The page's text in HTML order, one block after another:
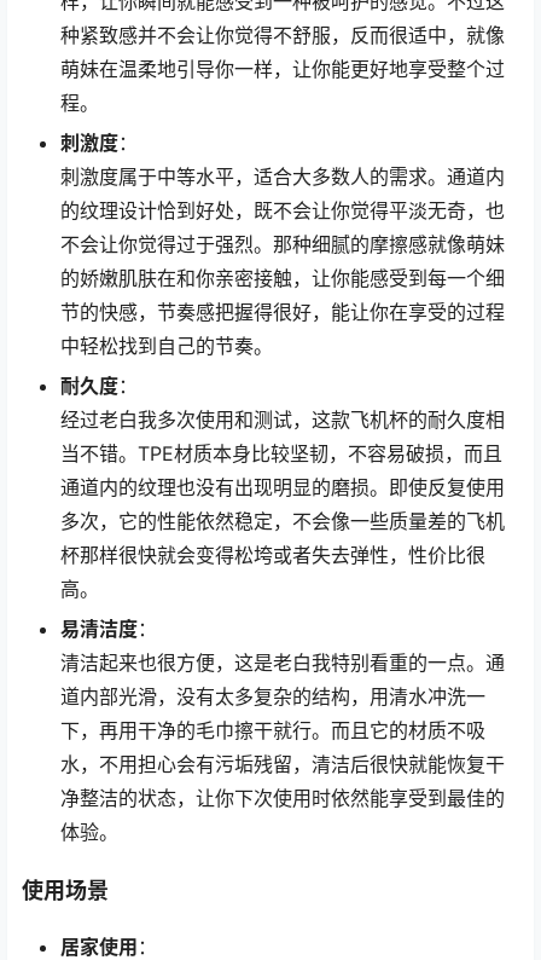
种紧致感并不会让你觉得不舒服，反而很适中，就像
萌妹在温柔地引导你一样，让你能更好地享受整个过
程。
刺激度：
刺激度属于中等水平，适合大多数人的需求。通道内
的纹理设计恰到好处，既不会让你觉得平淡无奇，也
不会让你觉得过于强烈。那种细腻的摩擦感就像萌妹
的娇嫩肌肤在和你亲密接触，让你能感受到每一个细
节的快感，节奏感把握得很好，能让你在享受的过程
中轻松找到自己的节奏。
耐久度：
经过老白我多次使用和测试，这款飞机杯的耐久度相
当不错。TPE材质本身比较坚韧，不容易破损，而且
通道内的纹理也没有出现明显的磨损。即使反复使用
多次，它的性能依然稳定，不会像一些质量差的飞机
杯那样很快就会变得松垮或者失去弹性，性价比很
高。
易清洁度：
清洁起来也很方便，这是老白我特别看重的一点。通
道内部光滑，没有太多复杂的结构，用清水冲洗一
下，再用干净的毛巾擦干就行。而且它的材质不吸
水，不用担心会有污垢残留，清洁后很快就能恢复干
净整洁的状态，让你下次使用时依然能享受到最佳的
体验。
使用场景
居家使用 ：